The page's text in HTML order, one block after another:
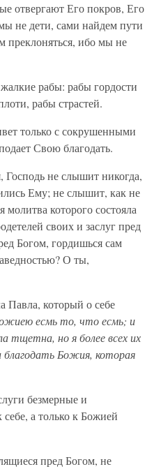
отвергают Его покров, Его
не дети, сами найдем пути
преклоняться, ибо мы не
рабы: рабы гордости
рабы страстей.
только с сокрушенными
Свою благодать.
не слышит никогда,
Ему; не слышит, как не
которого состояла
своих и заслуг пред
Богом, гордишься сам
О ты,
Павла, который о себе
есмь то, что есмь; и
тщетна, но я более всех их
благодать Божия, которая
безмерные и
а только к Божией
пред Богом, не